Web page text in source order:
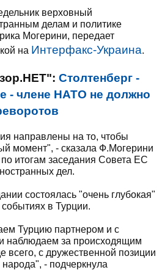
верховный
делам и политике
Могерини, передает
на Интерфакс-Украина.
Столтенберг -
- члене НАТО не должно
направлены на то, чтобы
момент", - сказала Ф.Могерини
итогам заседания Совета ЕС
дел.
состоялась "очень глубокая"
в Турции.
Турцию партнером и с
наблюдаем за происходящим
всего, с дружественной позиции
- подчеркнула